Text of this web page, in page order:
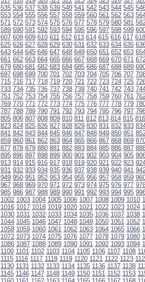
535 536 537 538 539 540 541 542 543 544 545
553 554 555 556 557 558 559 560 561 562 563
571 572 573 574 575 576 577 578 579 580 581
589 590 591 592 593 594 595 596 597 598 599
607 608 609 610 611 612 613 614 615 616 617 618
625 626 627 628 629 630 631 632 633 634 635
643 644 645 646 647 648 649 650 651 652 653
661 662 663 664 665 666 667 668 669 670 671
679 680 681 682 683 684 685 686 687 688 689
697 698 699 700 701 702 703 704 705 706 707
715 716 717 718 719 720 721 722 723 724 725
733 734 735 736 737 738 739 740 741 742 743
751 752 753 754 755 756 757 758 759 760 761
769 770 771 772 773 774 775 776 777 778 779
787 788 789 790 791 792 793 794 795 796 797
805 806 807 808 809 810 811 812 813 814 815 816
823 824 825 826 827 828 829 830 831 832 833
841 842 843 844 845 846 847 848 849 850 851
859 860 861 862 863 864 865 866 867 868 869
877 878 879 880 881 882 883 884 885 886 887
895 896 897 898 899 900 901 902 903 904 905
913 914 915 916 917 918 919 920 921 922 923
931 932 933 934 935 936 937 938 939 940 941
949 950 951 952 953 954 955 956 957 958 959
967 968 969 970 971 972 973 974 975 976 977
985 986 987 988 989 990 991 992 993 994 995
1002 1003 1004 1005 1006 1007 1008 1009 1010
1016 1017 1018 1019 1020 1021 1022 1023 1024
1030 1031 1032 1033 1034 1035 1036 1037 1038
1044 1045 1046 1047 1048 1049 1050 1051 1052
1058 1059 1060 1061 1062 1063 1064 1065 1066
1072 1073 1074 1075 1076 1077 1078 1079 1080
1086 1087 1088 1089 1090 1091 1092 1093 1094
1100 1101 1102 1103 1104 1105 1106 1107 1108
1115 1116 1117 1118 1119 1120 1121 1122 1123
1130 1131 1132 1133 1134 1135 1136 1137 1138
1145 1146 1147 1148 1149 1150 1151 1152 1153